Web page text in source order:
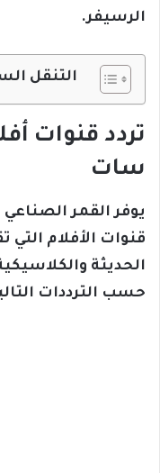
الرسيفر.
التنقل
تردد قنوات
سات
يوفر القمر
قنوات الأفلام التي
الحديثة
حسب الترددات